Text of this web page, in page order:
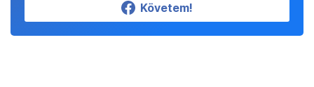
Követem!